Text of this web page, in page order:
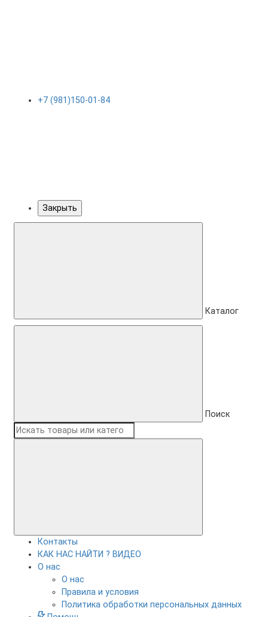
+7 (981)150-01-84
Закрыть
Каталог
Поиск
Контакты
КАК НАС НАЙТИ ? ВИДЕО
О нас
О нас
Правила и условия
Политика обработки персональных данных